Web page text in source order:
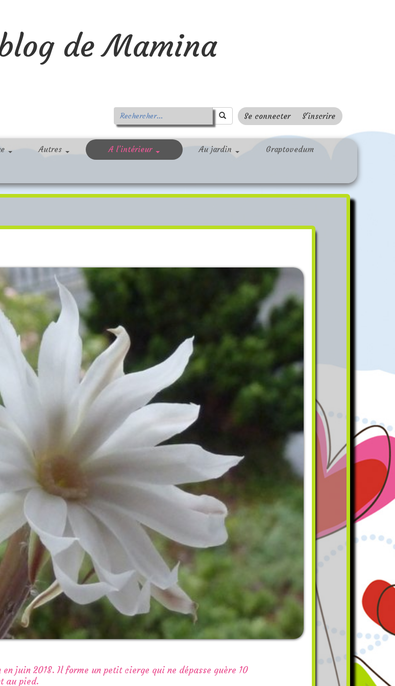
de Mamina
Se connecter S'inscrire
Autres A l’intérieur Au jardin Graptovedum
juin 2018. Il forme un petit cierge qui ne dépasse guère 10
au pied.